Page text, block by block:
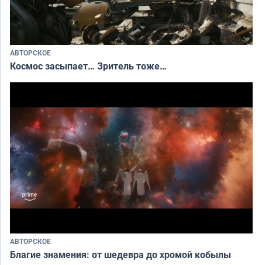
АВТОРСКОЕ
Космос засыпает… Зритель тоже…
АВТОРСКОЕ
Благие знамения: от шедевра до хромой кобылы